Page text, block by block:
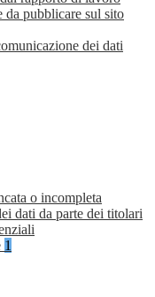
da pubblicare sul sito
dei dati
o incompleta
dati da parte dei titolari
1